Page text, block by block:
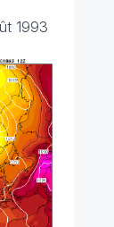
1993